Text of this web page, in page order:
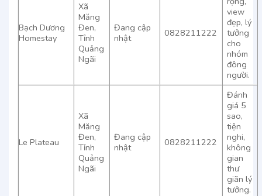
Bạch Dương
Homestay
Xã
Măng
Đen,
Tỉnh
Quảng
Ngãi
Đang cập
nhật
0828211222
view
đẹp, lý
tưởng
cho
nhóm
đông
người.
Le Plateau
Xã
Măng
Đen,
Tỉnh
Quảng
Ngãi
Đang cập
nhật
0828211222
Đánh
giá 5
sao,
tiện
nghi,
không
gian
thư
giãn lý
tưởng.